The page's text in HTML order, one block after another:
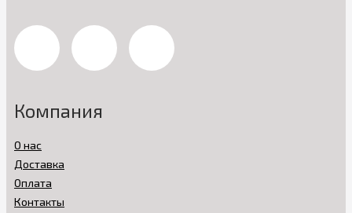
Компания
О нас
Доставка
Оплата
Контакты